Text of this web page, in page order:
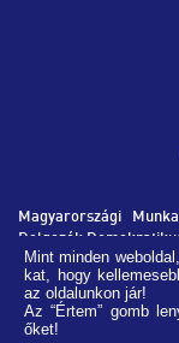
Magyarországi
Dolgozók
MSZ EDDSZ SZÉKHÁZ
1051, Budapest Nádor
Mint minden
kat, hogy
az oldalunkon jár!
Az “Értem” gomb
őket!